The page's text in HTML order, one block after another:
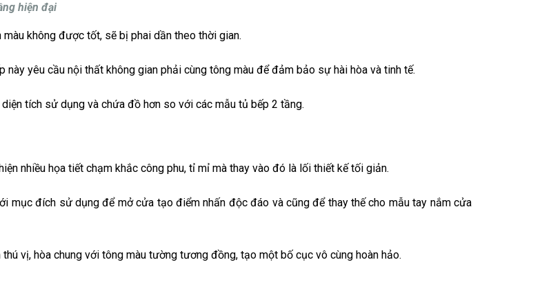
hiện đại
màu không được tốt, sẽ bị phai dần theo thời gian.
này yêu cầu nội thất không gian phải cùng tông màu để đảm bảo sự hài hòa và tinh tế.
tích sử dụng và chứa đồ hơn so với các mẫu tủ bếp 2 tầng.
nhiều họa tiết chạm khắc công phu, tỉ mỉ mà thay vào đó là lối thiết kế tối giản.
mục đích sử dụng để mở cửa tạo điểm nhấn độc đáo và cũng để thay thế cho mẫu tay nắm cửa
thú vị, hòa chung với tông màu tường tương đồng, tạo một bố cục vô cùng hoàn hảo.